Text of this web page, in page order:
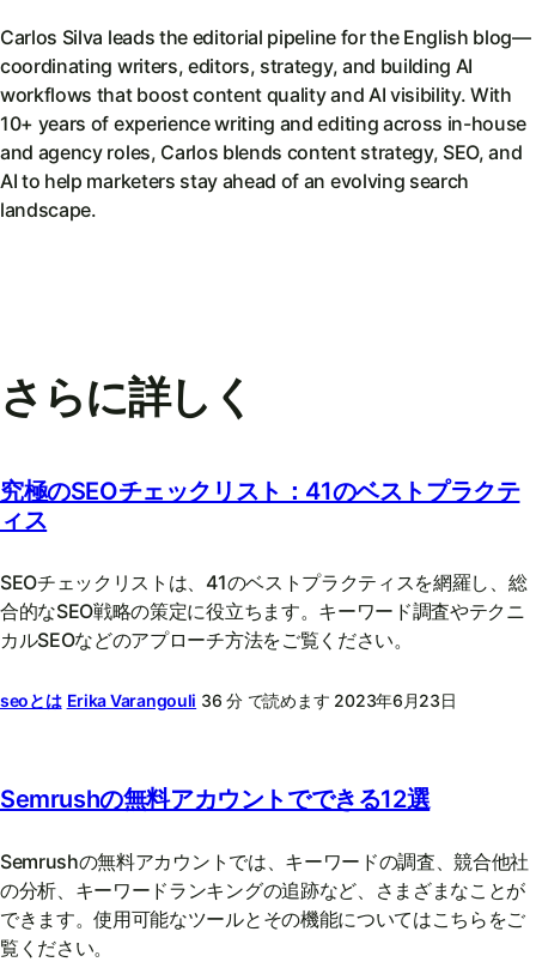
Carlos Silva leads the editorial pipeline for the English blog—
coordinating writers, editors, strategy, and building AI
workflows that boost content quality and AI visibility. With
10+ years of experience writing and editing across in-house
and agency roles, Carlos blends content strategy, SEO, and
AI to help marketers stay ahead of an evolving search
landscape.
さらに詳しく
究極のSEOチェックリスト：41のベストプラクテ
ィス
SEOチェックリストは、41のベストプラクティスを網羅し、総
合的なSEO戦略の策定に役立ちます。キーワード調査やテクニ
カルSEOなどのアプローチ方法をご覧ください。
seoとは Erika Varangouli 36 分 で読めます 2023年6月23日
Semrushの無料アカウントでできる12選
Semrushの無料アカウントでは、キーワードの調査、競合他社
の分析、キーワードランキングの追跡など、さまざまなことが
できます。使用可能なツールとその機能についてはこちらをご
覧ください。